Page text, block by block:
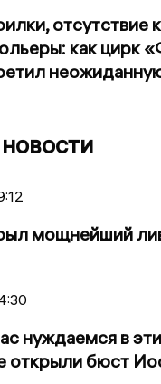
отсутствие
как цирк
мощнейший
нуждаемся в
открыли бюст